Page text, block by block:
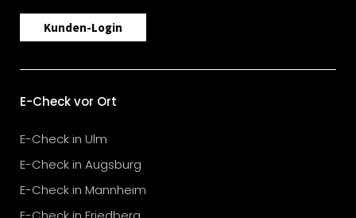
Kunden-Login
E-Check vor Ort
E-Check in Ulm
E-Check in Augsburg
E-Check in Mannheim